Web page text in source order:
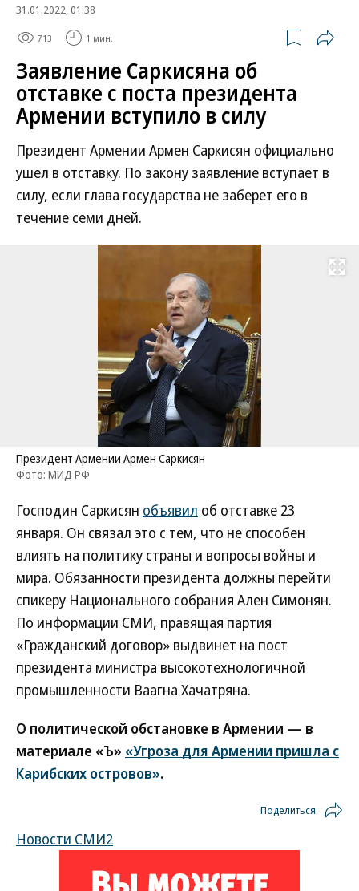
31.01.2022, 01:38
713 1 мин.
Заявление Саркисяна об
отставке с поста президента
Армении вступило в силу
Президент Армении Армен Саркисян официально
ушел в отставку. По закону заявление вступает в
силу, если глава государства не заберет его в
течение семи дней.
Развернуть
Президент Армении Армен Саркисян
Фото: МИД РФ
Господин Саркисян объявил об отставке 23
января. Он связал это с тем, что не способен
влиять на политику страны и вопросы войны и
мира. Обязанности президента должны перейти
спикеру Национального собрания Ален Симонян.
По информации СМИ, правящая партия
«Гражданский договор» выдвинет на пост
президента министра высокотехнологичной
промышленности Ваагна Хачатряна.
О политической обстановке в Армении — в
материале «Ъ» «Угроза для Армении пришла с
Карибских островов».
Поделиться
Новости СМИ2